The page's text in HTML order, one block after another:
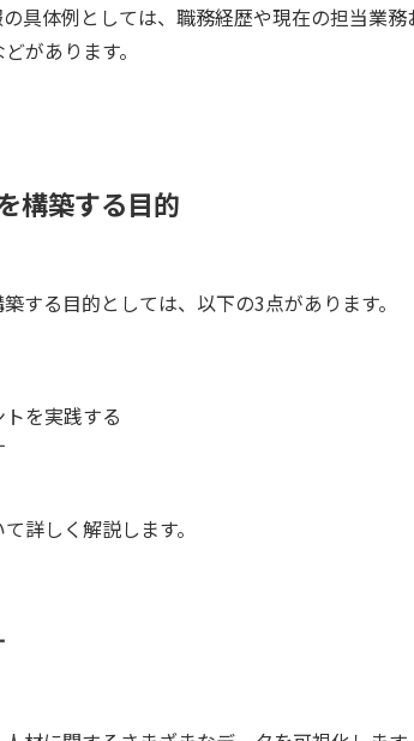
具体例としては、職務経歴や現在の担当業
があります。
構築する目的
する目的としては、以下の3点があります。
を実践する
詳しく解説します。